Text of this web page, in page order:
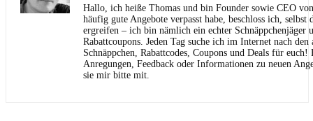
Hallo, ich heiße Thomas und bin Founder sowie CEO
häufig gute Angebote verpasst habe, beschloss ich,
ergreifen – ich bin nämlich ein echter Schnäppchenjäger
Rabattcoupons. Jeden Tag suche ich im Internet nach den
Schnäppchen, Rabattcodes, Coupons und Deals für euch!
Anregungen, Feedback oder Informationen zu neuen
sie mir bitte mit.